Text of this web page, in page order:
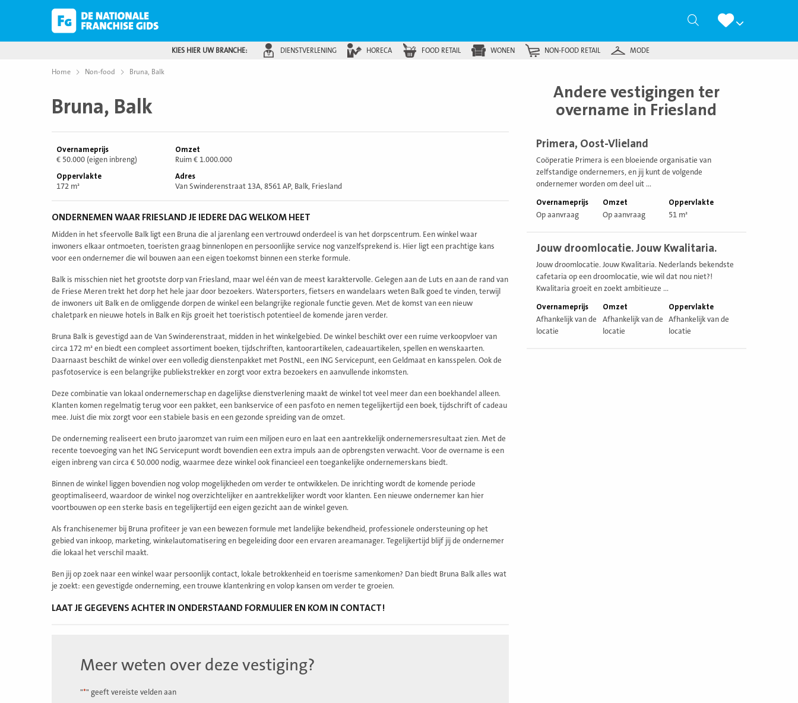
Zoeken
KIES HIER UW BRANCHE: DIENSTVERLENING HORECA FOOD RETAIL WONEN NON-FOOD RETAIL MODE
Home Non-food Bruna, Balk
Bruna, Balk
Overnameprijs
€ 50.000 (eigen inbreng)
Omzet
Ruim € 1.000.000
Oppervlakte
172 m²
Adres
Van Swinderenstraat 13A, 8561 AP, Balk, Friesland
ONDERNEMEN WAAR FRIESLAND JE IEDERE DAG WELKOM HEET
Midden in het sfeervolle Balk ligt een Bruna die al jarenlang een vertrouwd onderdeel is van het dorpscentrum. Een winkel waar
inwoners elkaar ontmoeten, toeristen graag binnenlopen en persoonlijke service nog vanzelfsprekend is. Hier ligt een prachtige kans
voor een ondernemer die wil bouwen aan een eigen toekomst binnen een sterke formule.
Balk is misschien niet het grootste dorp van Friesland, maar wel één van de meest karaktervolle. Gelegen aan de Luts en aan de rand van
de Friese Meren trekt het dorp het hele jaar door bezoekers. Watersporters, fietsers en wandelaars weten Balk goed te vinden, terwijl
de inwoners uit Balk en de omliggende dorpen de winkel een belangrijke regionale functie geven. Met de komst van een nieuw
chaletpark en nieuwe hotels in Balk en Rijs groeit het toeristisch potentieel de komende jaren verder.
Bruna Balk is gevestigd aan de Van Swinderenstraat, midden in het winkelgebied. De winkel beschikt over een ruime verkoopvloer van
circa 172 m² en biedt een compleet assortiment boeken, tijdschriften, kantoorartikelen, cadeauartikelen, spellen en wenskaarten.
Daarnaast beschikt de winkel over een volledig dienstenpakket met PostNL, een ING Servicepunt, een Geldmaat en kansspelen. Ook de
pasfotoservice is een belangrijke publiekstrekker en zorgt voor extra bezoekers en aanvullende inkomsten.
Deze combinatie van lokaal ondernemerschap en dagelijkse dienstverlening maakt de winkel tot veel meer dan een boekhandel alleen.
Klanten komen regelmatig terug voor een pakket, een bankservice of een pasfoto en nemen tegelijkertijd een boek, tijdschrift of cadeau
mee. Juist die mix zorgt voor een stabiele basis en een gezonde spreiding van de omzet.
De onderneming realiseert een bruto jaaromzet van ruim een miljoen euro en laat een aantrekkelijk ondernemersresultaat zien. Met de
recente toevoeging van het ING Servicepunt wordt bovendien een extra impuls aan de opbrengsten verwacht. Voor de overname is een
eigen inbreng van circa € 50.000 nodig, waarmee deze winkel ook financieel een toegankelijke ondernemerskans biedt.
Binnen de winkel liggen bovendien nog volop mogelijkheden om verder te ontwikkelen. De inrichting wordt de komende periode
geoptimaliseerd, waardoor de winkel nog overzichtelijker en aantrekkelijker wordt voor klanten. Een nieuwe ondernemer kan hier
voortbouwen op een sterke basis en tegelijkertijd een eigen gezicht aan de winkel geven.
Als franchisenemer bij Bruna profiteer je van een bewezen formule met landelijke bekendheid, professionele ondersteuning op het
gebied van inkoop, marketing, winkelautomatisering en begeleiding door een ervaren areamanager. Tegelijkertijd blijf jij de ondernemer
die lokaal het verschil maakt.
Ben jij op zoek naar een winkel waar persoonlijk contact, lokale betrokkenheid en toerisme samenkomen? Dan biedt Bruna Balk alles wat
je zoekt: een gevestigde onderneming, een trouwe klantenkring en volop kansen om verder te groeien.
LAAT JE GEGEVENS ACHTER IN ONDERSTAAND FORMULIER EN KOM IN CONTACT!
Meer weten over deze vestiging?
"*" geeft vereiste velden aan
Andere vestigingen ter
overname in Friesland
Primera, Oost-Vlieland
Coöperatie Primera is een bloeiende organisatie van
zelfstandige ondernemers, en jij kunt de volgende
ondernemer worden om deel uit ...
Overnameprijs
Op aanvraag
Omzet
Op aanvraag
Oppervlakte
51 m²
vestiging
Jouw droomlocatie. Jouw Kwalitaria.
Jouw droomlocatie. Jouw Kwalitaria. Nederlands bekendste
cafetaria op een droomlocatie, wie wil dat nou niet?!
Kwalitaria groeit en zoekt ambitieuze ...
Overnameprijs
Afhankelijk van de
locatie
Omzet
Afhankelijk van de
locatie
Oppervlakte
Afhankelijk van de
locatie
vestiging